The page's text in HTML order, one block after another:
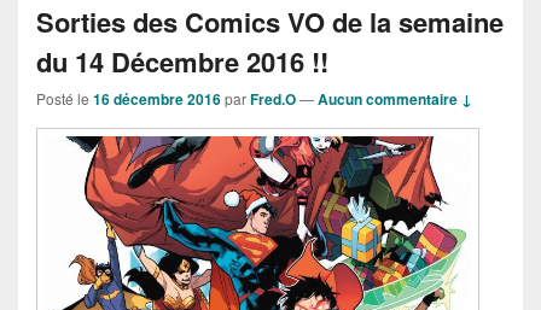
Sorties des Comics VO de la semaine
du 14 Décembre 2016 !!
Posté le 16 décembre 2016parFred.O—Aucun commentaire ↓